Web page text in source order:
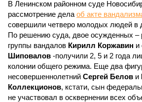
В Ленинском районном суде
рассмотрение дела об акте
совершили четверо молодых людей в
По решению суда, двое осужденных –
группы вандалов Кирилл Коржавин и
Шиповалов -получили 2, 5 и 2 года
колонии общего режима. Еще два
несовершеннолетний Сергей Белов и
Коллекционов, кстати, сын
не участвовал в осквернении всех